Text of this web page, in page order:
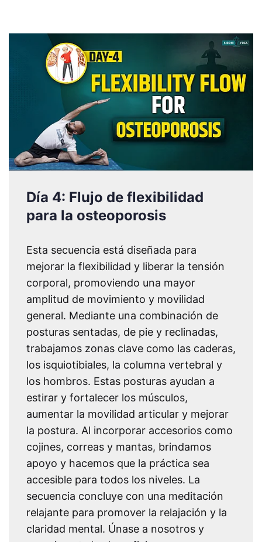
Día 4: Flujo de flexibilidad
para la osteoporosis
Esta secuencia está diseñada para
mejorar la flexibilidad y liberar la tensión
corporal, promoviendo una mayor
amplitud de movimiento y movilidad
general. Mediante una combinación de
posturas sentadas, de pie y reclinadas,
trabajamos zonas clave como las caderas,
los isquiotibiales, la columna vertebral y
los hombros. Estas posturas ayudan a
estirar y fortalecer los músculos,
aumentar la movilidad articular y mejorar
la postura. Al incorporar accesorios como
cojines, correas y mantas, brindamos
apoyo y hacemos que la práctica sea
accesible para todos los niveles. La
secuencia concluye con una meditación
relajante para promover la relajación y la
claridad mental. Únase a nosotros y